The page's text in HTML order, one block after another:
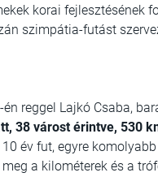
korai fejlesztésének
szimpátia-futást
reggel Lajkó Csaba,
38 várost érintve, 530
év fut, egyre
a kilométerek és a